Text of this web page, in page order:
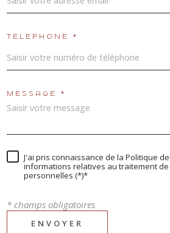
TÉLÉPHONE *
MESSAGE *
J'ai pris connaissance de la Politique
informations relatives au traitement
personnelles (*)*
* champs obligatoires
ENVOYER